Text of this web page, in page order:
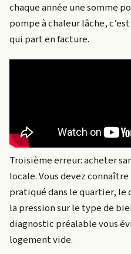
chaque année une somme
pompe à chaleur lâche,
qui part en facture.
Troisième erreur: acheter
locale. Vous devez
pratiqué dans le quartier,
la pression sur le type de
diagnostic préalable vous
logement vide.